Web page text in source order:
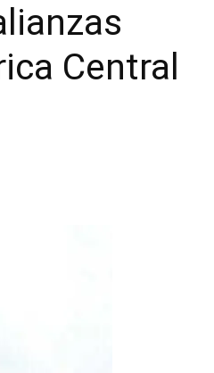
Central